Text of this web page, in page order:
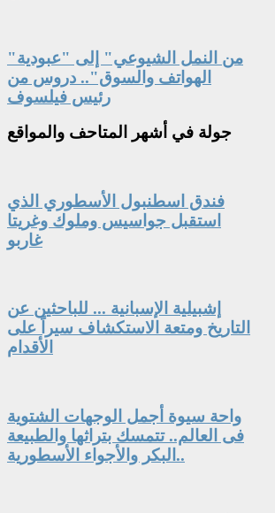
"من النمل الشيوعي" إلى "عبودية
الهواتف والسوق".. دروس من
رئيس فيلسوف
جولة في أشهر المتاحف والمواقع
فندق اسطنبول الأسطوري الذي
استقبل جواسيس وملوك وغريتا
غاربو
إشبيلية الإسبانية ... للباحثين عن
التاريخ ومتعة الاستكشاف سيراً على
الأقدام
واحة سيوة أجمل الوجهات الشتوية
فى العالم.. تتمسك بتراثها والطبيعة
البكر والأجواء الأسطورية..